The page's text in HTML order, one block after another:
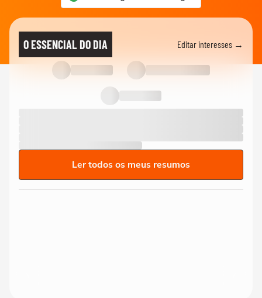
O ESSENCIAL DO DIA Editar interesses →
Ler todos os meus resumos